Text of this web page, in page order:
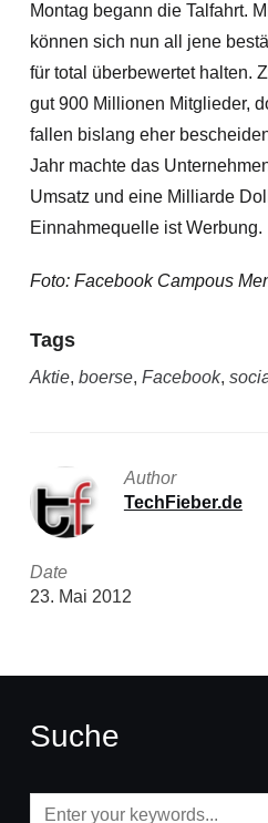
Montag begann die Talfahrt.
können sich nun all jene
für total überbewertet halten.
gut 900 Millionen Mitglieder,
fallen bislang eher
Jahr machte das
Umsatz und eine Milliarde
Einnahmequelle ist Werbung.
Foto: Facebook Campous
Tags
Aktie, boerse, Facebook,
Author
TechFieber.de
Date
23. Mai 2012
Suche